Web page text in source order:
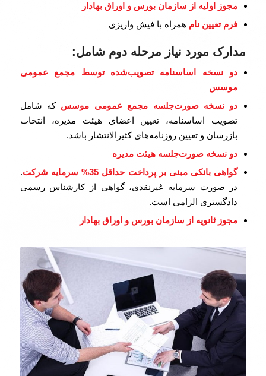
مجوز اولیه از سازمان بورس و اوراق بهادار
فرم تعیین نام همراه با فیش واریزی
مدارک مورد نیاز مرحله دوم شامل:
دو نسخه اساسنامه تصویب‌شده توسط مجمع عمومی
موسس
دو نسخه صورت‌جلسه مجمع عمومی موسس که شامل
تصویب اساسنامه، تعیین اعضای هیئت مدیره، انتخاب
بازرسان و تعیین روزنامه‌های کثیرالانتشار باشد.
دو نسخه صورت‌جلسه هیئت مدیره
گواهی بانکی مبنی بر پرداخت حداقل 35% سرمایه شرکت
.
در صورت سرمایه غیرنقدی، گواهی از کارشناس رسمی
دادگستری الزامی است.
مجوز ثانویه از سازمان بورس و اوراق بهادار